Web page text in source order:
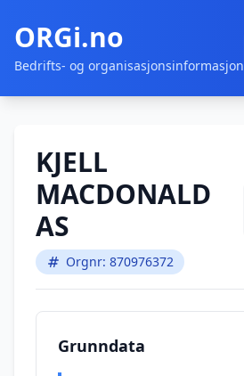
ORGi.no
Bedrifts- og organisasjonsinformasjon
KJELL
MACDONALD
AS
Orgnr: 870976372
Grunndata